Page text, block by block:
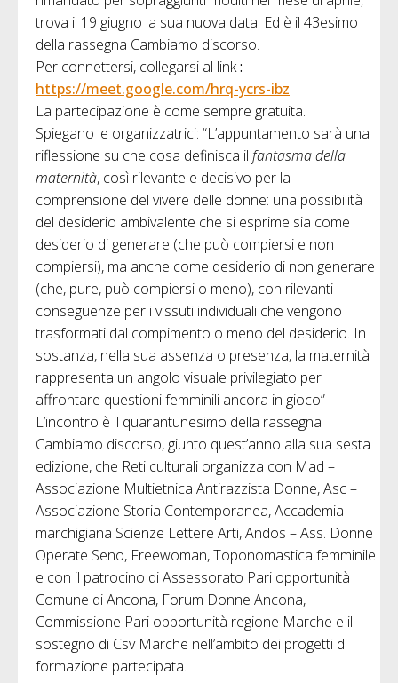
trova il 19 giugno la sua nuova data. Ed è il 43esimo
della rassegna Cambiamo discorso.
Per connettersi, collegarsi al link:
https://meet.google.com/hrq-ycrs-ibz
La partecipazione è come sempre gratuita.
Spiegano le organizzatrici: “L’appuntamento sarà una
riflessione su che cosa definisca il fantasma della
maternità, così rilevante e decisivo per la
comprensione del vivere delle donne: una possibilità
del desiderio ambivalente che si esprime sia come
desiderio di generare (che può compiersi e non
compiersi), ma anche come desiderio di non generare
(che, pure, può compiersi o meno), con rilevanti
conseguenze per i vissuti individuali che vengono
trasformati dal compimento o meno del desiderio. In
sostanza, nella sua assenza o presenza, la maternità
rappresenta un angolo visuale privilegiato per
affrontare questioni femminili ancora in gioco”
L’incontro è il quarantunesimo della rassegna
Cambiamo discorso, giunto quest’anno alla sua sesta
edizione, che Reti culturali organizza con Mad –
Associazione Multietnica Antirazzista Donne, Asc –
Associazione Storia Contemporanea, Accademia
marchigiana Scienze Lettere Arti, Andos – Ass. Donne
Operate Seno, Freewoman, Toponomastica femminile
e con il patrocino di Assessorato Pari opportunità
Comune di Ancona, Forum Donne Ancona,
Commissione Pari opportunità regione Marche e il
sostegno di Csv Marche nell’ambito dei progetti di
formazione partecipata.